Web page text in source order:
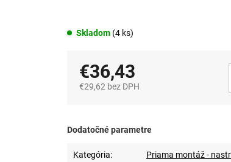
Skladom (4 ks)
Dodatočné parametre
Kategória: Priama montáž -
€36,43
€29,62 bez DPH